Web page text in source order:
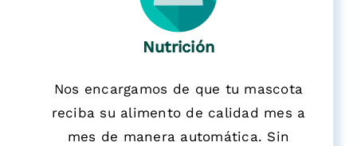
Nutrición
Nos encargamos de que tu mascota
reciba su alimento de calidad mes a
mes de manera automática. Sin